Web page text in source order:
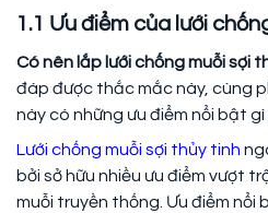
1.1 Ưu điểm của lưới
Có nên lắp lưới chống muỗi sợi
đáp được thắc mắc này, cùng
này có những ưu điểm nổi bật gì
Lưới chống muỗi sợi thủy tinh
bởi sở hữu nhiều ưu điểm vượt
muỗi truyền thống. Ưu điểm nổi